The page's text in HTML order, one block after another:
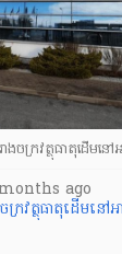
ចក្រវត្ថុធាតុដើមន
ago
ក្រវត្ថុធាតុដើមនៅ